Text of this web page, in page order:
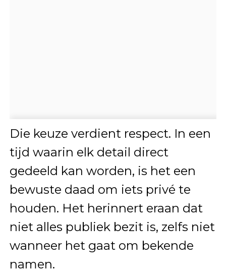
Die keuze verdient respect. In een
tijd waarin elk detail direct
gedeeld kan worden, is het een
bewuste daad om iets privé te
houden. Het herinnert eraan dat
niet alles publiek bezit is, zelfs niet
wanneer het gaat om bekende
namen.